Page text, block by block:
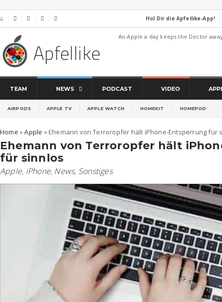
⌂     Hol Dir die Apfellike-App!
An Apple a day keeps the Doctor
TEAM NEWS PODCAST VIDEO
AIRPODS APPLE TV APPLE WATCH HOMEKIT HOMEPOD
Home »Apple » Ehemann von Terroropfer hält iPhone-Entsperrung für
Ehemann von Terroropfer hält
für sinnlos
Apple, iPhone, News, Sonstiges